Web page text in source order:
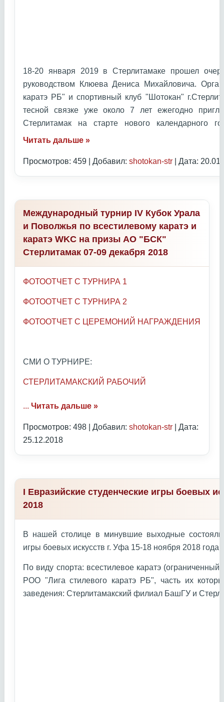
18-20 января 2019 в Стерлитамаке прошел
руководством Клюева Дениса Михайловича.
каратэ РБ" и спортивный клуб "Шотокан"
тесной связке уже около 7 лет ежегодно
Стерлитамак на старте нового
Читать дальше »
Просмотров: 459 | Добавил: shotokan-str | Дата:
Международный турнир IV Кубок Урала
и Поволжья по всестилевому каратэ и
каратэ WKC на призы АО "БСК"
Стерлитамак 07-09 декабря 2018
ФОТООТЧЕТ С ТУРНИРА 1
ФОТООТЧЕТ С ТУРНИРА 2
ФОТООТЧЕТ С ЦЕРЕМОНИЙ НАГРАЖДЕНИЯ
СМИ О ТУРНИРЕ:
СТЕРЛИТАМАКСКИЙ РАБОЧИЙ
... Читать дальше »
Просмотров: 498 | Добавил: shotokan-str | Дата:
25.12.2018
I Евразийские студенческие игры боевых
2018
В нашей столице в минувшие выходные
игры боевых искусств г. Уфа 15-18 ноября 2018 года
По виду спорта: всестилевое каратэ (ограниченный
РОО "Лига стилевого каратэ РБ", часть их
заведения: Стерлитамакский филиал БашГУ и